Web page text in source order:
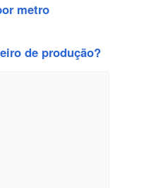
metro
de produção?